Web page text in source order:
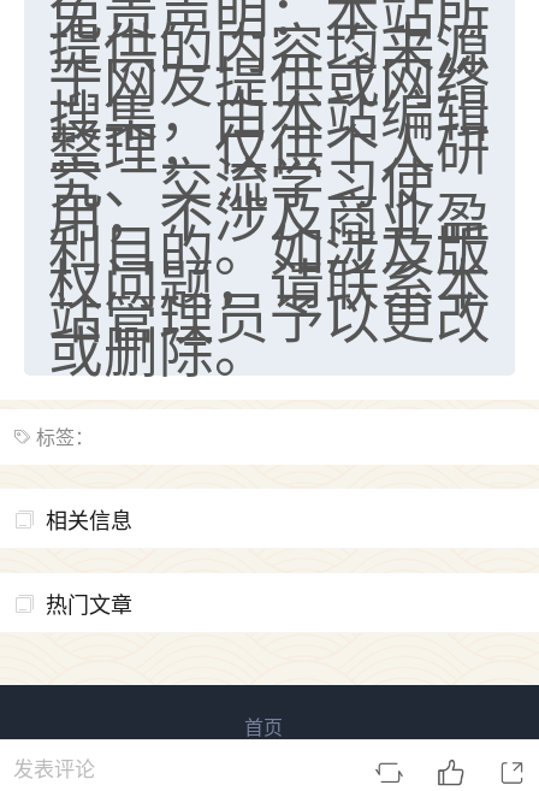
提供的内容均来源
于网友提供或网络
搜集，由本站编辑
整理，仅供个人研
究、交流学习使
用，不涉及商业盈
利目的。如涉及版
权问题，请联系本
站管理员予以更改
或删除。
标签：
相关信息
热门文章
发表评论
首页
易用信息咨询 版权所有 鲁ICP备2023027138号-4